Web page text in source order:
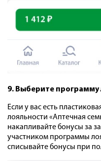
9. Выберите программу
Если у вас есть
лояльности «Аптечная
накапливайте бонусы за
участником программы
списывайте бонусы при